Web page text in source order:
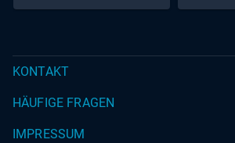
KONTAKT
HÄUFIGE FRAGEN
IMPRESSUM